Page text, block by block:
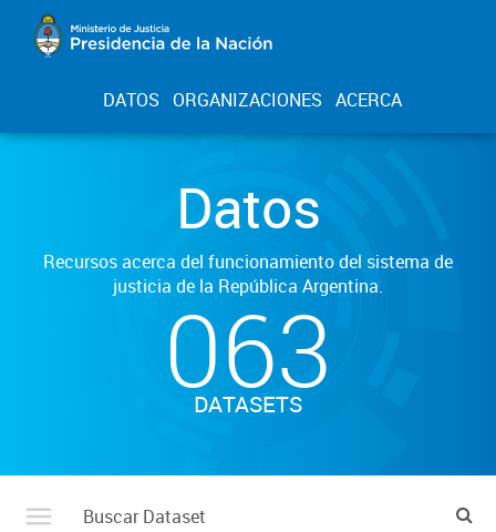
DATOS ORGANIZACIONES ACERCA
Datos
Recursos acerca del funcionamiento del sistema de
justicia de la República Argentina.
063
DATASETS